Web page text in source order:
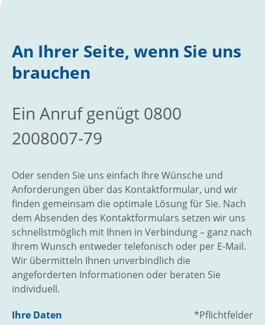
An Ihrer Seite, wenn Sie uns
brauchen
Ein Anruf genügt 0800
2008007-79
Oder senden Sie uns einfach Ihre Wünsche und
Anforderungen über das Kontaktformular, und wir
finden gemeinsam die optimale Lösung für Sie. Nach
dem Absenden des Kontaktformulars setzen wir uns
schnellstmöglich mit Ihnen in Verbindung – ganz nach
Ihrem Wunsch entweder telefonisch oder per E-Mail.
Wir übermitteln Ihnen unverbindlich die
angeforderten Informationen oder beraten Sie
individuell.
Ihre Daten
*Pflichtfelder